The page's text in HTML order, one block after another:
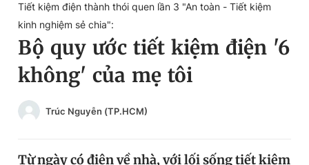
Chuyên mục
Chuyên mục khác
Chào ngày mới
Đổi mật khẩu
Tin đã lưu
Tin đã xem
Đăng xuất
Tiết kiệm điện thành thói quen lần 3 "An toàn - Tiết kiệm
kinh nghiệm sẻ chia":
Bộ quy ước tiết kiệm điện '6
không' của mẹ tôi
Trúc Nguyễn (TP.HCM)
Từ ngày có điện về nhà, với lối sống tiết kiệm